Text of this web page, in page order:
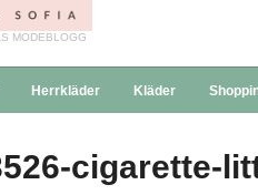
MODEBLOGG
Herrkläder Kläder
cigarette-